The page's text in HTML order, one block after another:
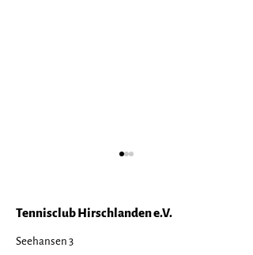
Tennisclub Hirschlanden e.V.
Seehansen 3